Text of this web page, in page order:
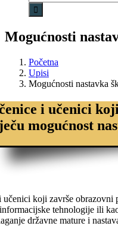
Mogućnosti
Početna
Upisi
Mogućnosti nastavka
i učenici
mogućnost
učenici koji završe obrazovni
tehnologije ili
državne mature i